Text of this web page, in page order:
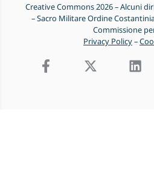
Creative Commons 2026 – Alcuni
– Sacro Militare Ordine
Commissione
Privacy Policy–